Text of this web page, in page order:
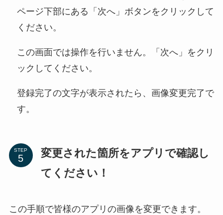
ページ下部にある「次へ」ボタンをクリックして
ください。
この画面では操作を行いません。「次へ」をクリ
ックしてください。
登録完了の文字が表示されたら、画像変更完了で
す。
STEP
変更された箇所をアプリで確認し
てください！
この手順で皆様のアプリの画像を変更できます。